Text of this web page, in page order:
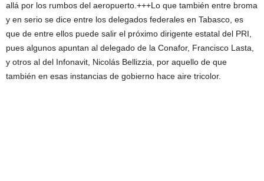
allá por los rumbos del aeropuerto.+++Lo que también entre broma
y en serio se dice entre los delegados federales en Tabasco, es
que de entre ellos puede salir el próximo dirigente estatal del PRI,
pues algunos apuntan al delegado de la Conafor, Francisco Lasta,
y otros al del Infonavit, Nicolás Bellizzia, por aquello de que
también en esas instancias de gobierno hace aire tricolor.